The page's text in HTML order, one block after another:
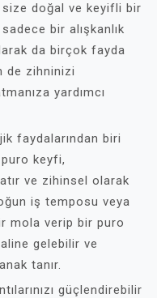
size doğal ve keyifli bir
bir alışkanlık
da birçok fayda
de zihninizi
yardımcı
faydalarından biri
keyfi,
ve zihinsel olarak
iş temposu veya
mola verip bir puro
gelebilir ve
tanır.
güçlendirebilir